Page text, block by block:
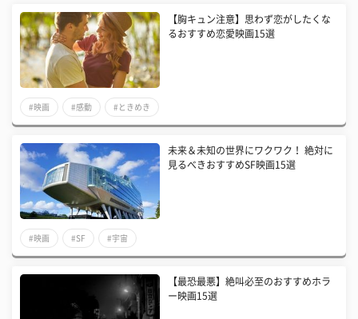
【胸キュン注意】思わず恋がしたくな
るおすすめ恋愛映画15選
#映画 #感動 #ときめき
未来＆未知の世界にワクワク！ 絶対に
見るべきおすすめSF映画15選
#映画 #SF #宇宙
【最恐最悪】絶叫必至のおすすめホラ
ー映画15選